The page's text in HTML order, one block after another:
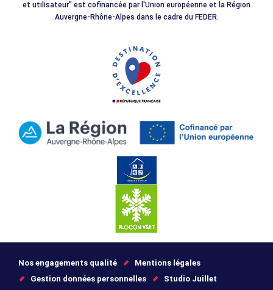
et utilisateur" est cofinancée par l'Union européenne et la Région
Auvergne-Rhône-Alpes dans le cadre du FEDER.
Nos engagements qualité
Mentions légales
Gestion données personnelles
Studio Juillet